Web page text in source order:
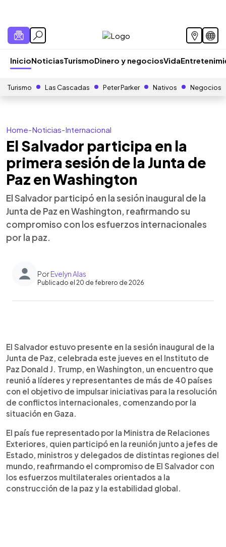
InicioNoticiasTurismoDinero y negociosVida
Turismo Las Cascadas Peter Parker Nativos Negocios
Home-Noticias-Internacional
El Salvador participa en la
primera sesión de la Junta de
Paz en Washington
El Salvador participó en la sesión inaugural de la
Junta de Paz en Washington, reafirmando su
compromiso con los esfuerzos internacionales
por la paz.
PorEvelyn Alas
Publicado el 20 de febrero de 2026
Escuchar artículo
El Salvador estuvo presente en la primera sesión
de la Junta de Paz, celebrada en Washington en el
Instituto de Paz Donald J. Trump. El país fue
representado por la Ministra de Relaciones
Exteriores, quien participó junto a delegaciones
de más de 40 naciones comprometidas con la
búsqueda de soluciones a conflictos
internacionales, comenzando por Gaza. Durante
el encuentro, se anunciaron importantes aportes
financieros para iniciativas humanitarias y de
reconstrucción. La participación salvadoreña
reafirma el compromiso del país con el
multilateralismo, el diálogo y los esfuerzos
orientados a promover la estabilidad y la paz
duradera en distintas regiones del mundo.
El Salvador estuvo presente en la sesión inaugural de la
Junta de Paz, celebrada este jueves en el Instituto de
Paz Donald J. Trump, en Washington, un encuentro que
reunió a líderes y representantes de más de 40 países
con el objetivo de impulsar iniciativas para la resolución
de conflictos internacionales, comenzando por la
situación en Gaza.
El país fue representado por la Ministra de Relaciones
Exteriores, quien participó en la reunión junto a jefes de
Estado, ministros y delegados de distintas regiones del
mundo, reafirmando el compromiso de El Salvador con
los esfuerzos multilaterales orientados a la
construcción de la paz y la estabilidad global.